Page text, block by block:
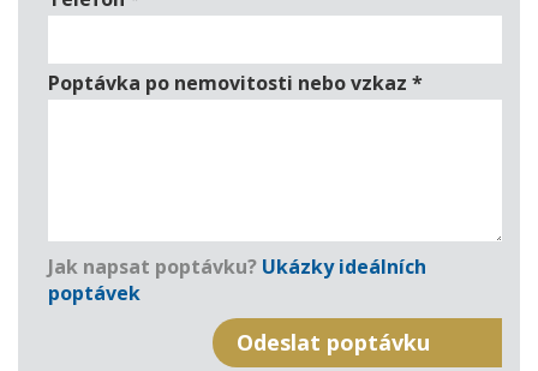
Poptávka po nemovitosti nebo vzkaz *
Jak napsat poptávku? Ukázky ideálních
poptávek